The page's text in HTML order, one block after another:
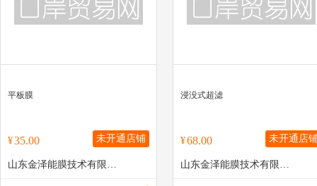
平板膜
¥35.00 未开通店铺
山东金泽能膜技术有限公司
浸没式超滤
¥68.00 未开通店
山东金泽能膜技术有限公司